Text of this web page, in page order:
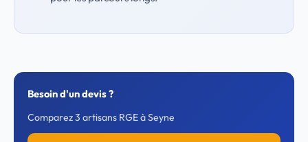
Besoin d'un devis ?
Comparez 3 artisans RGE à Seyne